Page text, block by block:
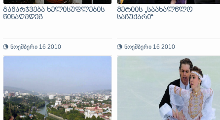
გამარჯვება ხელისუფლების
წინაღმდეგ
ნოემბერი 16 2010
მერიის „საახალწლო
საჩუქარი“
ნოემბერი 16 2010